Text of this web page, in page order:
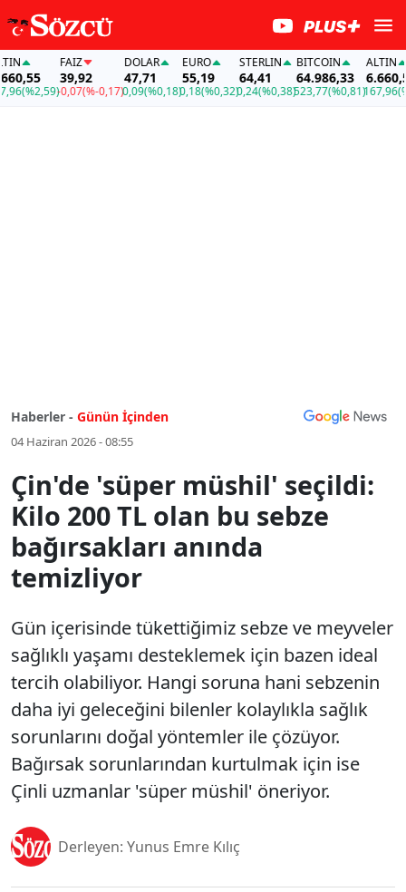
(%2,59)
FAİZ
39,92
-0,07(%-0,17)
DOLAR
47,71
0,09(%0,18)
EURO
55,19
0,18(%0,32)
STERLIN
64,41
0,24(%0,38)
BITCOIN
64.986,33
523,77(%0,81)
ALTIN
6.660,55
167,96
Haberler - Günün İçinden
04 Haziran 2026 - 08:55
Çin'de 'süper müshil' seçildi:
Kilo 200 TL olan bu sebze
bağırsakları anında
temizliyor
Gün içerisinde tükettiğimiz sebze ve meyveler
sağlıklı yaşamı desteklemek için bazen ideal
tercih olabiliyor. Hangi soruna hani sebzenin
daha iyi geleceğini bilenler kolaylıkla sağlık
sorunlarını doğal yöntemler ile çözüyor.
Bağırsak sorunlarından kurtulmak için ise
Çinli uzmanlar 'süper müshil' öneriyor.
Derleyen: Yunus Emre Kılıç